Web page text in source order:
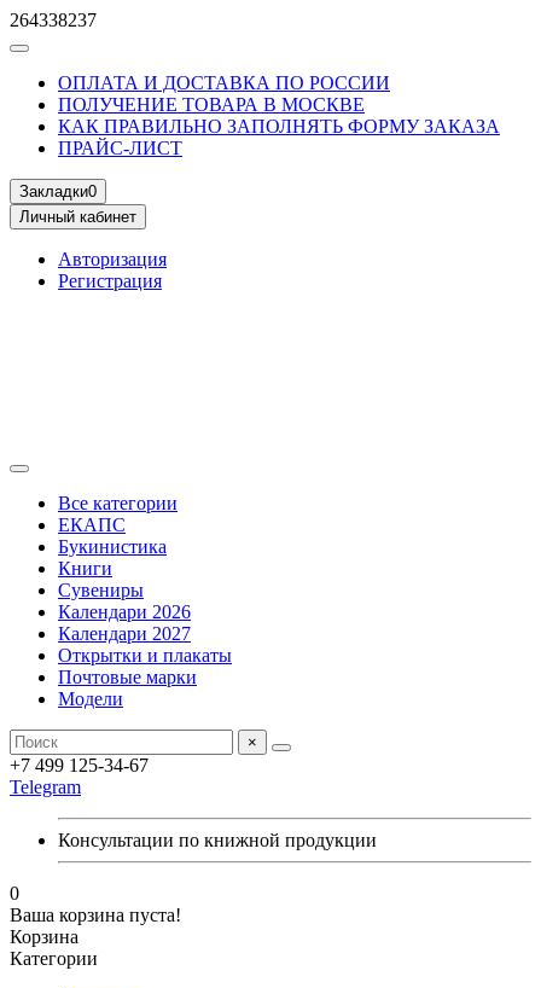
264338237
ОПЛАТА И ДОСТАВКА ПО РОССИИ
ПОЛУЧЕНИЕ ТОВАРА В МОСКВЕ
КАК ПРАВИЛЬНО ЗАПОЛНЯТЬ ФОРМУ ЗАКАЗА
ПРАЙС-ЛИСТ
Закладки0
Личный кабинет
Авторизация
Регистрация
Все категории
ЕКАПС
Букинистика
Книги
Сувениры
Календари 2026
Календари 2027
Открытки и плакаты
Почтовые марки
Модели
×
+7 499 125-34-67
Telegram
Консультации по книжной продукции
0
Ваша корзина пуста!
Корзина
Категории